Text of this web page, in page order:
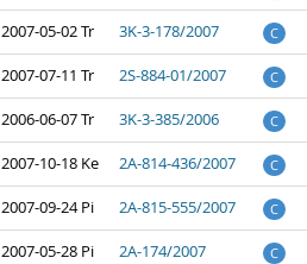
2007-05-02 Tr 3K-3-178/2007 C
2007-07-11 Tr 2S-884-01/2007 C
2006-06-07 Tr 3K-3-385/2006 C
2007-10-18 Ke 2A-814-436/2007 C
2007-09-24 Pi 2A-815-555/2007 C
2007-05-28 Pi 2A-174/2007 C